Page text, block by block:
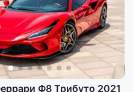
Ф8 Трибуто 2021